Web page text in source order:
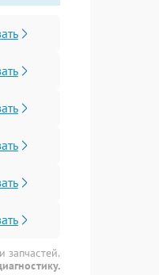
запчастей.